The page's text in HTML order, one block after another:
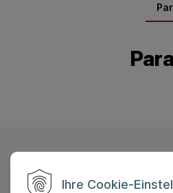
Ihre Cookie-